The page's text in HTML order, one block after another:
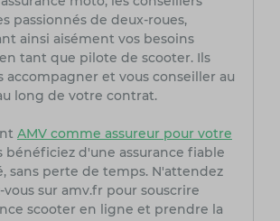
passionnés de deux-roues,
ainsi aisément vos besoins
tant que pilote de scooter. Ils
accompagner et vous conseiller au
long de votre contrat.
AMV comme assureur pour votre
bénéficiez d'une assurance fiable
sans perte de temps. N'attendez
vous sur amv.fr pour souscrire
scooter en ligne et prendre la